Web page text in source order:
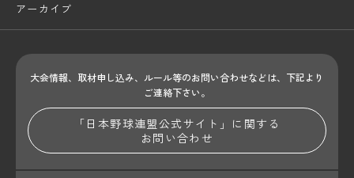
アーカイブ
大会情報、取材申し込み、ルール等のお問い合わせなどは、下記より
ご連絡下さい。
「日本野球連盟公式サイト」に関する
お問い合わせ